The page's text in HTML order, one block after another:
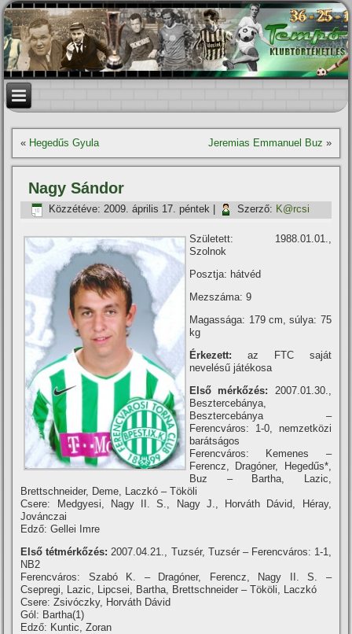
« Hegedűs Gyula Jeremias Emmanuel Buz »
Nagy Sándor
Közzétéve: 2009. április 17. péntek Szerző: K@rcsi
Született: 1988.01.01.,
Szolnok
Posztja: hátvéd
Mezszáma: 9
Magassága: 179 cm, súlya: 75
kg
Érkezett:az FTC saját
nevelésű játékosa
Első mérkőzés: 2007.01.30.,
Besztercebánya,
Besztercebánya –
Ferencváros: 1-0, nemzetközi
barátságos
Ferencváros: Kemenes –
Ferencz, Dragóner, Hegedűs*,
Buz – Bartha, Lazic,
Brettschneider, Deme, Laczkó – Tököli
Csere: Medgyesi, Nagy II. S., Nagy J., Horváth Dávid, Héray,
Jovánczai
Edző: Gellei Imre
Első tétmérkőzés: 2007.04.21., Tuzsér, Tuzsér – Ferencváros: 1-1,
NB2
Ferencváros: Szabó K. – Dragóner, Ferencz, Nagy II. S. –
Csepregi, Lazic, Lipcsei, Bartha, Brettschneider – Tököli, Laczkó
Csere: Zsivóczky, Horváth Dávid
Gól: Bartha(1)
Edző: Kuntic, Zoran